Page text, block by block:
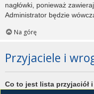
nagłówki, ponieważ
Administrator będzie
Na górę
Przyjaciele i
Co to jest lista przyjaciół